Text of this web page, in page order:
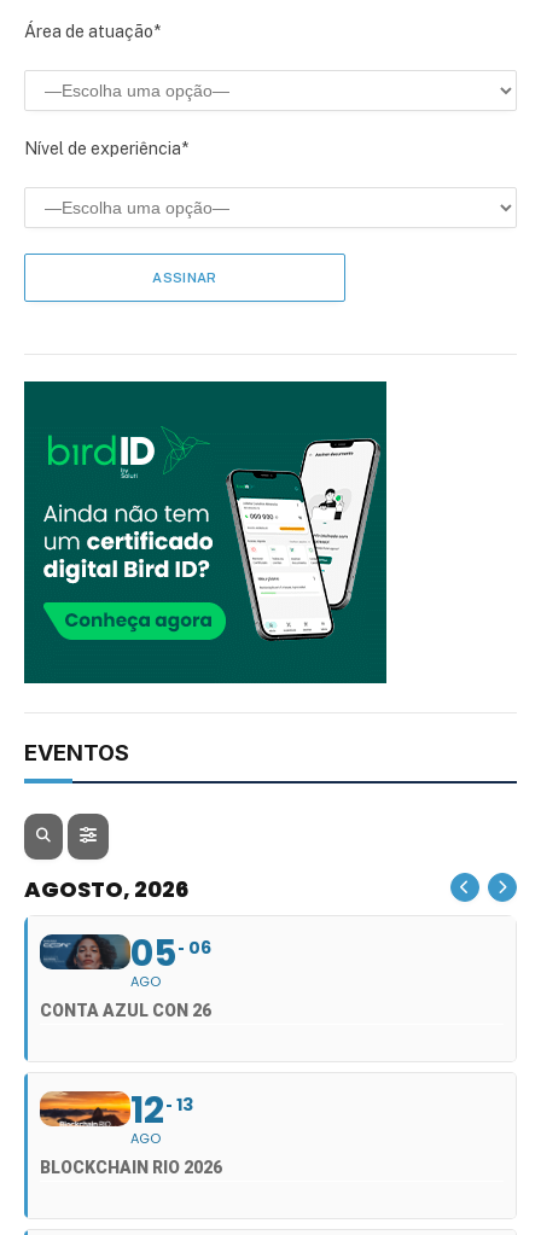
Área de atuação*
Nível de experiência*
EVENTOS
AGOSTO, 2026
05
AGO
06
CONTA AZUL CON 26
12
AGO
13
BLOCKCHAIN RIO 2026